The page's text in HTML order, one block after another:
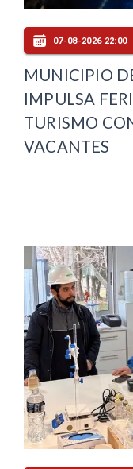
07-08-2026 22:00
MUNICIPIO
IMPULSA
TURISMO
VACANTES